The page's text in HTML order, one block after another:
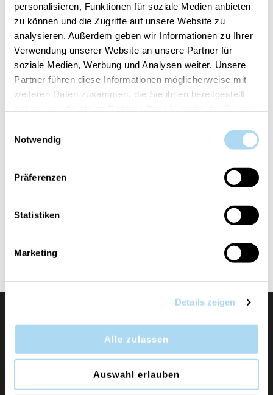
personalisieren, Funktionen für soziale Medien anbieten
zu können und die Zugriffe auf unsere Website zu
analysieren. Außerdem geben wir Informationen zu Ihrer
Verwendung unserer Website an unsere Partner für
soziale Medien, Werbung und Analysen weiter. Unsere
Partner führen diese Informationen möglicherweise mit
weiteren Daten zusammen, die Sie ihnen bereitgestellt
Notwendig
Präferenzen
Statistiken
Marketing
Details zeigen
Alle zulassen
Auswahl erlauben
Art in the Park
Signature Large Jar
CHF 36.90
CHF 18.45
Art in the Park
Signature Medium Jar
CHF 29.90
CHF 14.95
50%
Signature Filled Votive